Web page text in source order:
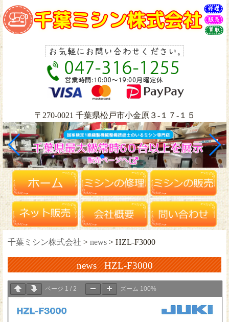
〒270-0021 千葉県松戸市小金原３-１７-１５
千葉ミシン株式会社 > news > HZL-F3000
news HZL-F3000
ページ 1 / 2 ズーム 100%